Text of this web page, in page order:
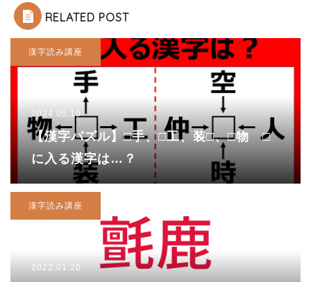
RELATED POST
漢字読み講座
2024.05.10
【漢字パズル】□手、□工、装□、□物 □
に入る漢字は…？
漢字読み講座
2022.01.20